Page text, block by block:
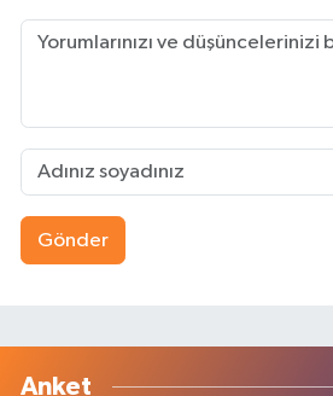
Gönder
Anket